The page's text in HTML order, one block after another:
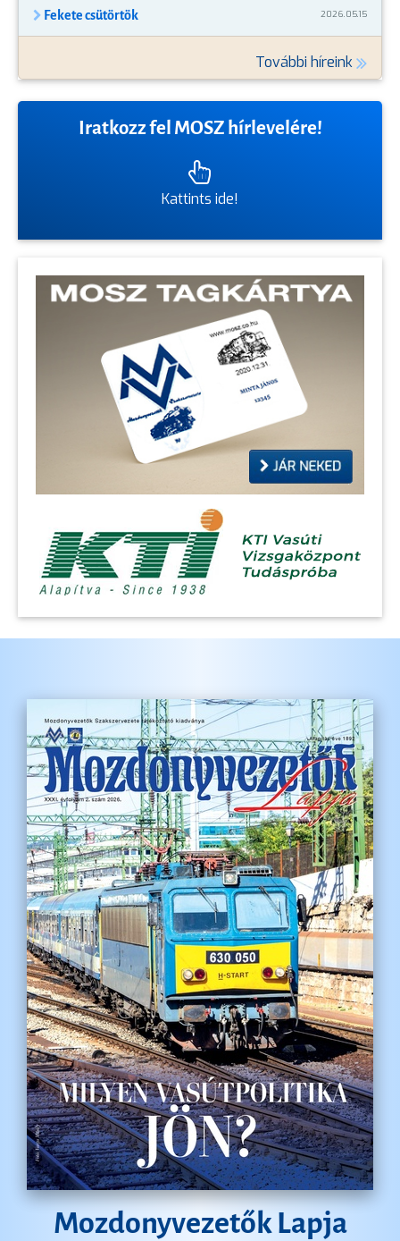
Fekete csütörtök 2026.05.15
További híreink
Iratkozz fel MOSZ hírlevelére!
Kattints ide!
Mozdonyvezetők Lapja